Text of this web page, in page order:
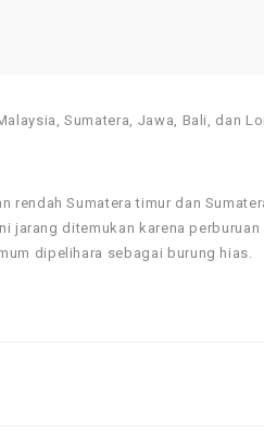
Sumatera, Jawa, Bali, dan
rendah Sumatera timur dan
jarang ditemukan karena
dipelihara sebagai burung hias.